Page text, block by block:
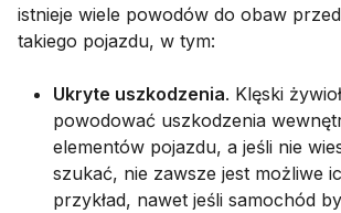
istnieje wiele powodów do obaw
takiego pojazdu, w tym:
Ukryte uszkodzenia. Klęski
powodować uszkodzenia
elementów pojazdu, a jeśli nie
szukać, nie zawsze jest możliwe
przykład, nawet jeśli samochód